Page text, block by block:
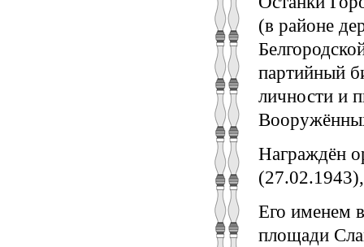
(в районе
партийный
личности и
Награждён
Его именем
площади